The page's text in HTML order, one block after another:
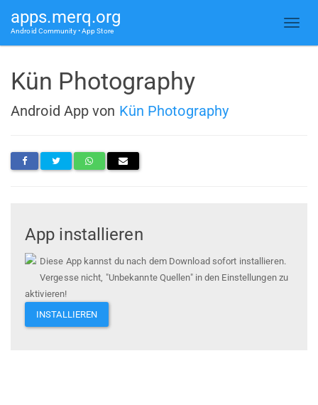
apps.merq.org
Android Community • App Store
Kün Photography
Android App von Kün Photography
App installieren
Diese App kannst du nach dem Download sofort installieren.
Vergesse nicht, "Unbekannte Quellen" in den Einstellungen zu
aktivieren!
INSTALLIEREN